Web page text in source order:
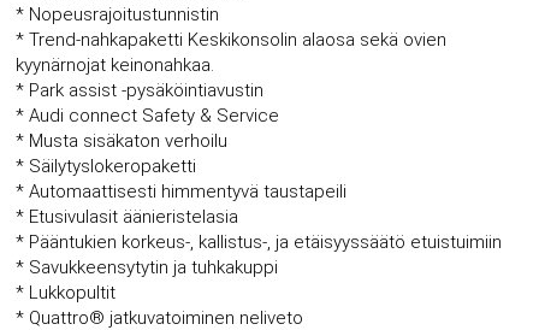
* Nopeusrajoitustunnistin
* Trend-nahkapaketti Keskikonsolin alaosa sekä ovien
kyynärnojat keinonahkaa.
* Park assist -pysäköintiavustin
* Audi connect Safety & Service
* Musta sisäkaton verhoilu
* Säilytyslokeropaketti
* Automaattisesti himmentyvä taustapeili
* Etusivulasit äänieristelasia
* Pääntukien korkeus-, kallistus-, ja etäisyyssäätö etuistuimiin
* Savukkeensytytin ja tuhkakuppi
* Lukkopultit
* Quattro® jatkuvatoiminen neliveto